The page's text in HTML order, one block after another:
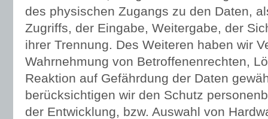
des physischen Zugangs zu den Daten,
Zugriffs, der Eingabe, Weitergabe, der
ihrer Trennung. Des Weiteren haben wir
Wahrnehmung von Betroffenenrechten,
Reaktion auf Gefährdung der Daten
berücksichtigen wir den Schutz
der Entwicklung, bzw. Auswahl von